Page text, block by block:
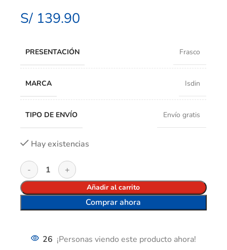
S/ 139.90
PRESENTACIÓN Frasco
MARCA Isdin
TIPO DE ENVÍO Envío gratis
Hay existencias
Añadir al carrito
Comprar ahora
26 ¡Personas viendo este producto ahora!